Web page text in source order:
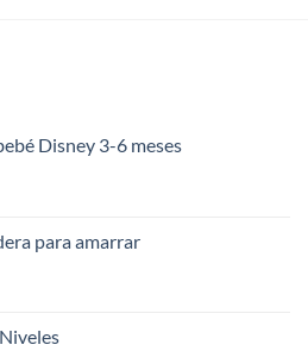
Disney 3-6 meses
para amarrar